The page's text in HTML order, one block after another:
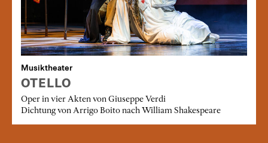
Musiktheater
OTELLO
Oper in vier Akten von Giuseppe Verdi
Dichtung von Arrigo Boito nach William Shakespeare